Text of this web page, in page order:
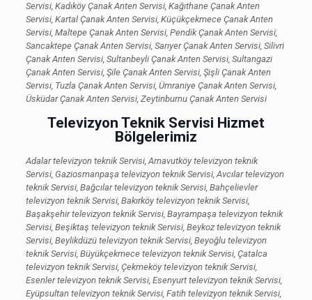
Servisi, Kadıköy Çanak Anten Servisi, Kağıthane Çanak Anten
Servisi, Kartal Çanak Anten Servisi, Küçükçekmece Çanak Anten
Servisi, Maltepe Çanak Anten Servisi, Pendik Çanak Anten Servisi,
Sancaktepe Çanak Anten Servisi, Sarıyer Çanak Anten Servisi, Silivri
Çanak Anten Servisi, Sultanbeyli Çanak Anten Servisi, Sultangazi
Çanak Anten Servisi, Şile Çanak Anten Servisi, Şişli Çanak Anten
Servisi, Tuzla Çanak Anten Servisi, Ümraniye Çanak Anten Servisi,
Üsküdar Çanak Anten Servisi, Zeytinburnu Çanak Anten Servisi
Televizyon Teknik Servisi Hizmet
Bölgelerimiz
Adalar televizyon teknik Servisi, Arnavutköy televizyon teknik
Servisi, Gaziosmanpaşa televizyon teknik Servisi, Avcılar televizyon
teknik Servisi, Bağcılar televizyon teknik Servisi, Bahçelievler
televizyon teknik Servisi, Bakırköy televizyon teknik Servisi,
Başakşehir televizyon teknik Servisi, Bayrampaşa televizyon teknik
Servisi, Beşiktaş televizyon teknik Servisi, Beykoz televizyon teknik
Servisi, Beylikdüzü televizyon teknik Servisi, Beyoğlu televizyon
teknik Servisi, Büyükçekmece televizyon teknik Servisi, Çatalca
televizyon teknik Servisi, Çekmeköy televizyon teknik Servisi,
Esenler televizyon teknik Servisi, Esenyurt televizyon teknik Servisi,
Eyüpsultan televizyon teknik Servisi, Fatih televizyon teknik Servisi,